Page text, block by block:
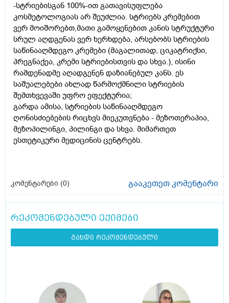
-სტრიებისგან 100%-ით გათავისუფლება
კოსმეტოლოგიას არ შეუძლია. სტრიებს კრემებით
ვერ მოიშორებთ,მათი გამოყენებით კანის სტრუქტური
სრულ აღდგენას ვერ ხერხდება, არსებობს სტრიების
საწინააღმდეგო კრემები (მაგალითად, ციკატრიქსი,
პრეგნაქეა, კრემი სტრიებისთვის და სხვა.), ისინი
რამდენადმე აღადგენენ დაზიანებულ კანს. ეს
საშუალებები ახლად წარმოქმნილი სტრიების
შემთხვევაში უფრო ეფექტურია;
გარდა ამისა, სტრიების საწინააღმდეგო
ღონისძიებების რიცხვს მიეკუთვნება - მეზოთერაპია,
მეზოპილინგი, პილინგი და სხვა. მიმართეთ
ესთეტიკური მედიცინის ცენტრებს.
კომენტარები (0) გააკეთეთ კომენტარი
რეკომენდებული ექიმები
გახდი რეკომენდებული